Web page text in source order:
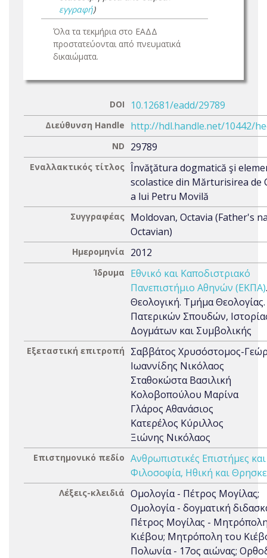
εγγραφή)
Όλα τα τεκμήρια στο ΕΑΔΔ
προστατεύονται από πνευματικά
δικαιώματα.
DOI 10.12681/eadd/29789
Διεύθυνση Handle http://hdl.handle.net/10442/
ND 29789
Εναλλακτικός τίτλος Învăţătura dogmatică şi
scolastice din Mărturisirea de
a lui Petru Movilă
Συγγραφέας Moldovan, Octavia (Father's
Octavian)
Ημερομηνία 2012
Ίδρυμα
Εθνικό και Καποδιστριακό
Πανεπιστήμιο Αθηνών (ΕΚΠΑ)
Θεολογική. Τμήμα
Πατερικών Σπουδών,
Δογμάτων και Συμβολικής
Εξεταστική επιτροπή
Σαββάτος Χρυσόστομος-
Ιωαννίδης Νικόλαος
Σταθοκώστα Βασιλική
Κολοβοπούλου Μαρίνα
Γλάρος Αθανάσιος
Κατερέλος Κύριλλος
Ξιώνης Νικόλαος
Επιστημονικό πεδίο Ανθρωπιστικές Επιστήμες
Φιλοσοφία, Ηθική και
Λέξεις-κλειδιά Ομολογία - Πέτρος Μογίλας;
Ομολογία - δογματική
Πέτρος Μογίλας -
Κιέβου; Μητρόπολη του
Πολωνία - 17ος αιώνας;